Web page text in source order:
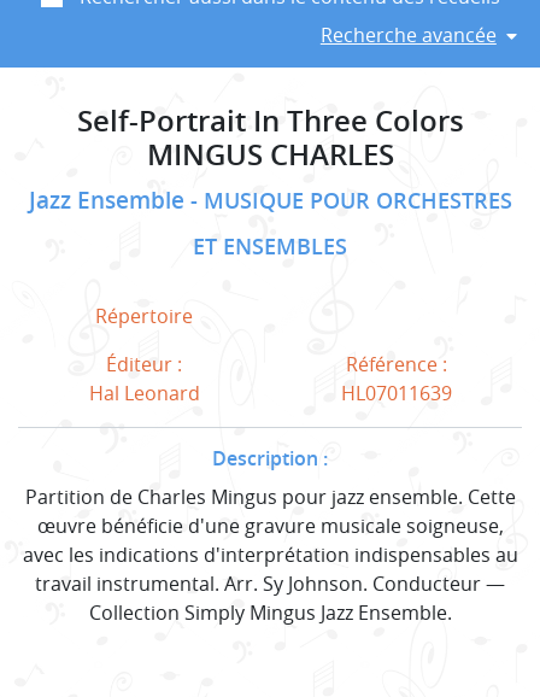
Recherche avancée
Self-Portrait In Three Colors
MINGUS CHARLES
Jazz Ensemble
MUSIQUE POUR ORCHESTRES
ET ENSEMBLES
Répertoire
Éditeur :
Hal Leonard
Référence :
HL07011639
Description :
Partition de Charles Mingus pour jazz ensemble. Cette
œuvre bénéficie d'une gravure musicale soigneuse,
avec les indications d'interprétation indispensables au
travail instrumental. Arr. Sy Johnson. Conducteur —
Collection Simply Mingus Jazz Ensemble.